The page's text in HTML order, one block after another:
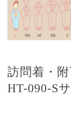
訪問着・
HT-090-S